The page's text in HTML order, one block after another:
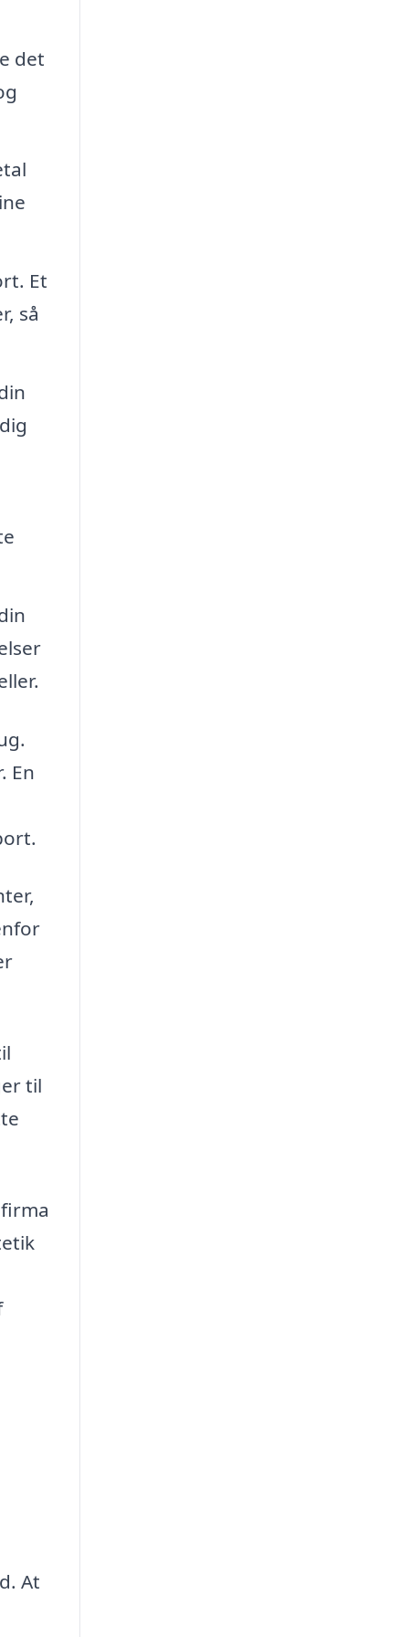
det
Et
så
En
til
At